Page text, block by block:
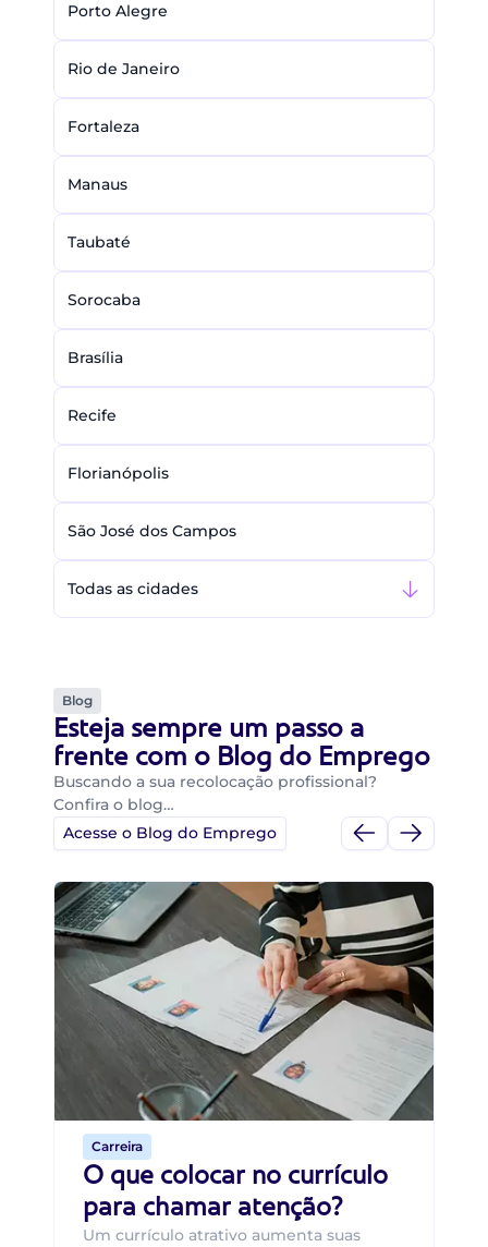
Porto Alegre
Rio de Janeiro
Fortaleza
Manaus
Taubaté
Sorocaba
Brasília
Recife
Florianópolis
São José dos Campos
Todas as cidades
Blog
Esteja sempre um passo a
frente com o Blog do Emprego
Buscando a sua recolocação profissional?
Confira o blog…
Acesse o Blog do Emprego
Carreira
O que colocar no currículo
para chamar atenção?
Um currículo atrativo aumenta suas